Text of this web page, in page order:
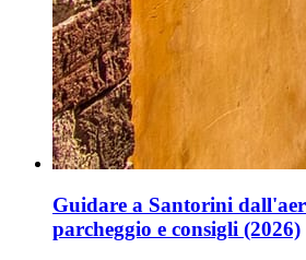
Guidare a Santorini
parcheggio e consigli (2026)